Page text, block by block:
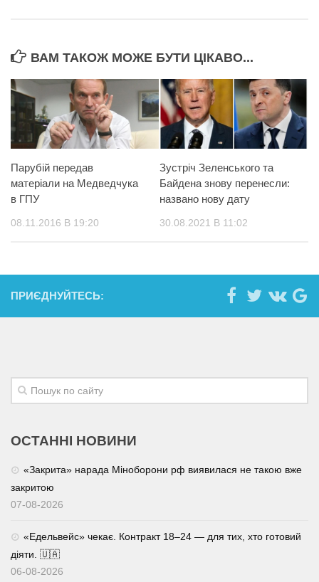
ВАМ ТАКОЖ МОЖЕ БУТИ ЦІКАВО...
Парубій передав
матеріали на Медведчука
в ГПУ
08.11.2016 В 19:20
Зустріч Зеленського та
Байдена знову перенесли:
названо нову дату
30.08.2021 В 11:02
ПРИЄДНУЙТЕСЬ:
ОСТАННІ НОВИНИ
«Закрита» нарада Міноборони рф виявилася не такою вже
закритою
07-08-2026
«Едельвейс» чекає. Контракт 18–24 — для тих, хто готовий
діяти. 🇺🇦
06-08-2026